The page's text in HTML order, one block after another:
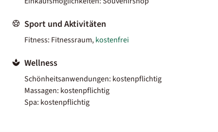
Sport und Aktivitäten
Fitness: Fitnessraum,kostenfrei
Wellness
Schönheitsanwendungen: kostenpflichtig
Massagen: kostenpflichtig
Spa: kostenpflichtig